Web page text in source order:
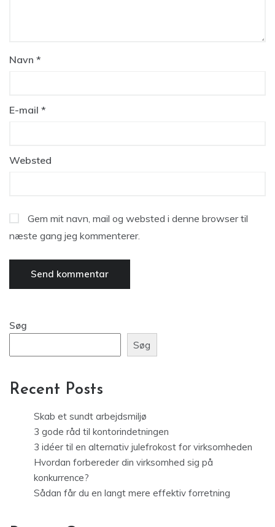
Navn *
E-mail *
Websted
Gem mit navn, mail og websted i denne browser til
næste gang jeg kommenterer.
Søg
Søg
Recent Posts
Skab et sundt arbejdsmiljø
3 gode råd til kontorindetningen
3 idéer til en alternativ julefrokost for virksomheden
Hvordan forbereder din virksomhed sig på
konkurrence?
Sådan får du en langt mere effektiv forretning